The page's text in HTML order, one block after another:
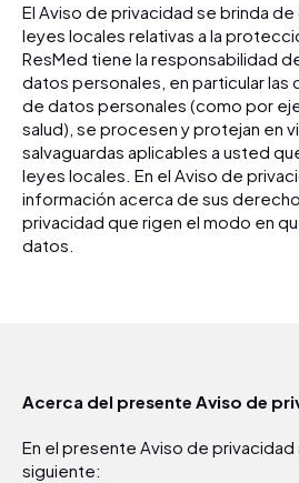
El Aviso de privacidad se brinda
leyes locales relativas a la
ResMed tiene la responsabilidad
datos personales, en particular
de datos personales (como por
salud), se procesen y protejan en
salvaguardas aplicables a usted
leyes locales. En el Aviso de
información acerca de sus
privacidad que rigen el modo en
datos.
Acerca del presente Aviso de
En el presente Aviso de
siguiente: